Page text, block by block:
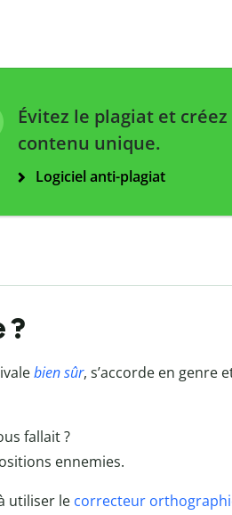
Évitez le plagiat et créez
contenu unique.
Logiciel anti-plagiat
?
bien sûr, s’accorde en genre
fallait ?
ennemies.
utiliser le correcteur